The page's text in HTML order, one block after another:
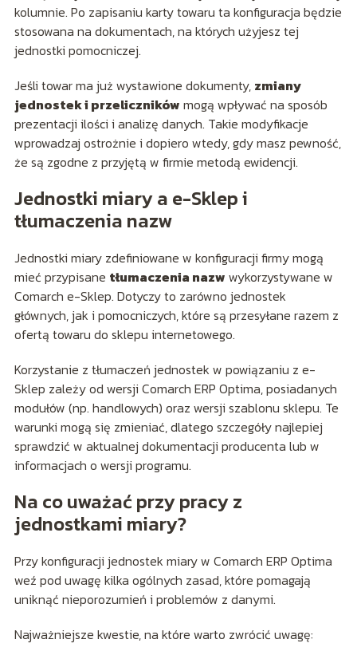
kolumnie. Po zapisaniu karty towaru ta konfiguracja będzie
stosowana na dokumentach, na których użyjesz tej
jednostki pomocniczej.
Jeśli towar ma już wystawione dokumenty, zmiany
jednostek i przeliczników mogą wpływać na sposób
prezentacji ilości i analizę danych. Takie modyfikacje
wprowadzaj ostrożnie i dopiero wtedy, gdy masz pewność,
że są zgodne z przyjętą w firmie metodą ewidencji.
Jednostki miary a e-Sklep i
tłumaczenia nazw
Jednostki miary zdefiniowane w konfiguracji firmy mogą
mieć przypisane tłumaczenia nazw wykorzystywane w
Comarch e-Sklep. Dotyczy to zarówno jednostek
głównych, jak i pomocniczych, które są przesyłane razem z
ofertą towaru do sklepu internetowego.
Korzystanie z tłumaczeń jednostek w powiązaniu z e-
Sklep zależy od wersji Comarch ERP Optima, posiadanych
modułów (np. handlowych) oraz wersji szablonu sklepu. Te
warunki mogą się zmieniać, dlatego szczegóły najlepiej
sprawdzić w aktualnej dokumentacji producenta lub w
informacjach o wersji programu.
Na co uważać przy pracy z
jednostkami miary?
Przy konfiguracji jednostek miary w Comarch ERP Optima
weź pod uwagę kilka ogólnych zasad, które pomagają
uniknąć nieporozumień i problemów z danymi.
Najważniejsze kwestie, na które warto zwrócić uwagę: